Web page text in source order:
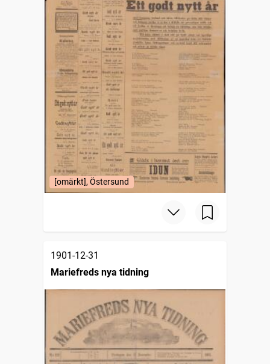
[omärkt], Östersund
1901-12-31
Mariefreds nya tidning